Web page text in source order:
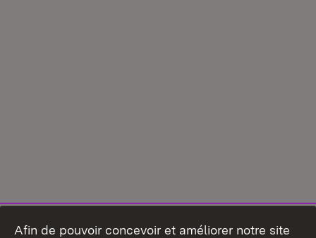
Afin de pouvoir concevoir et améliorer notre site